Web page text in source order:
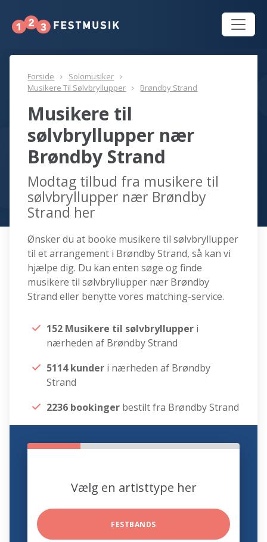
Forside
Solomusiker
Musikere Til Sølvbryllupper
Brøndby Strand
Musikere til
sølvbryllupper nær
Brøndby Strand
Modtag tilbud fra musikere til
sølvbryllupper nær Brøndby
Strand her
Ønsker du at booke musikere til sølvbryllupper
til et arrangement i Brøndby Strand, så kan vi
hjælpe dig. Du kan enten søge og finde
musikere til sølvbryllupper nær Brøndby
Strand eller benytte vores matching-service.
152 Musikere til sølvbryllupper i
nærheden af Brøndby Strand
5114 kunder i nærheden af Brøndby
Strand
2236 bookinger bestilt fra Brøndby Strand
Vælg en artisttype her
FESTBANDS